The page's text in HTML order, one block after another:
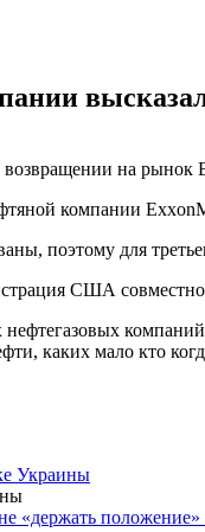
компании
поэтому для
США
каких мало кто
Украины
«держать